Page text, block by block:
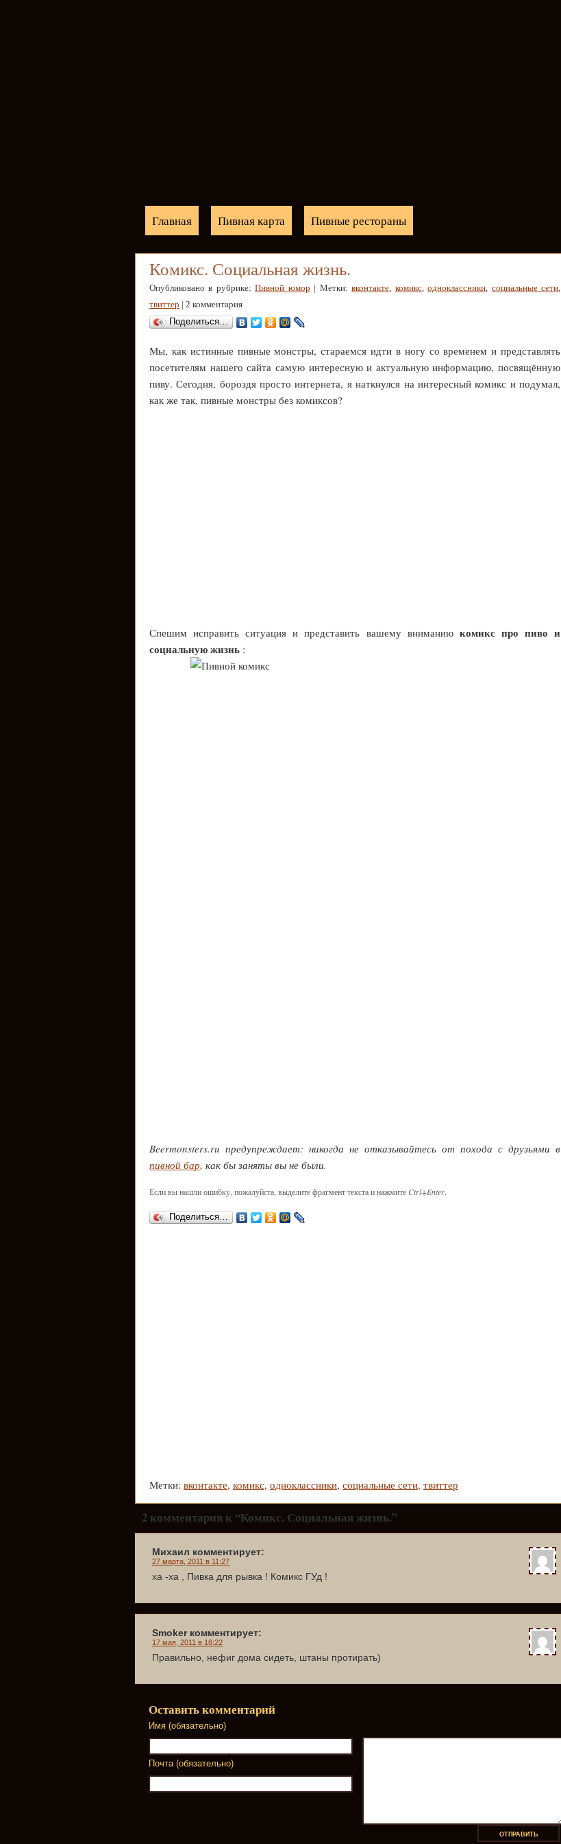
Главная Пивная карта Пивные рестораны
Комикс. Социальная жизнь.
Опубликовано в рубрике:Пивной юмор | Метки:вконтакте, комикс,одноклассники, социальные сети,
твиттер | 2 комментария
Поделиться…
Мы, как истинные пивные монстры, стараемся идти в ногу со временем и представлять
посетителям нашего сайта самую интересную и актуальную информацию, посвящённую
пиву. Сегодня, бороздя просто интернета, я наткнулся на интересный комикс и подумал,
как же так, пивные монстры без комиксов?
Спешим исправить ситуация и представить вашему вниманию комикс про пиво и
социальную жизнь :
Beermonsters.ru предупреждает: никогда не отказывайтесь от похода с друзьями в
пивной бар, как бы заняты вы не были.
Если вы нашли ошибку, пожалуйста, выделите фрагмент текста и нажмите Ctrl+Enter.
Поделиться…
Метки: вконтакте, комикс, одноклассники, социальные сети, твиттер
2 комментария к “Комикс. Социальная жизнь.”
Михаил комментирует:
27 марта, 2011 в 11:27
ха -ха , Пивка для рывка ! Комикс ГУд !
Smoker комментирует:
17 мая, 2011 в 18:22
Правильно, нефиг дома сидеть, штаны протирать)
Оставить комментарий
Имя (обязательно)
Почта (обязательно)